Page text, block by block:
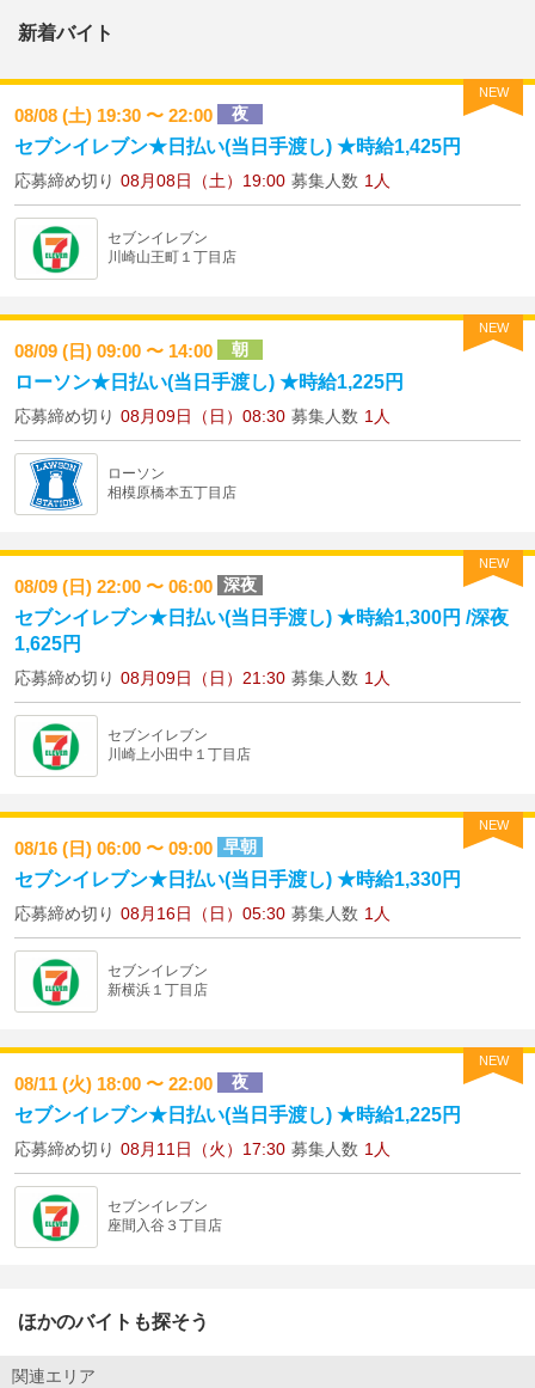
新着バイト
NEW
08/08 (土) 19:30 〜 22:00 夜
セブンイレブン★日払い(当日手渡し) ★時給1,425円
応募締め切り 08月08日（土）19:00 募集人数 1人
セブンイレブン
川崎山王町１丁目店
NEW
08/09 (日) 09:00 〜 14:00 朝
ローソン★日払い(当日手渡し) ★時給1,225円
応募締め切り 08月09日（日）08:30 募集人数 1人
ローソン
相模原橋本五丁目店
NEW
08/09 (日) 22:00 〜 06:00 深夜
セブンイレブン★日払い(当日手渡し) ★時給1,300円 /深夜
1,625円
応募締め切り 08月09日（日）21:30 募集人数 1人
セブンイレブン
川崎上小田中１丁目店
NEW
08/16 (日) 06:00 〜 09:00 早朝
セブンイレブン★日払い(当日手渡し) ★時給1,330円
応募締め切り 08月16日（日）05:30 募集人数 1人
セブンイレブン
新横浜１丁目店
NEW
08/11 (火) 18:00 〜 22:00 夜
セブンイレブン★日払い(当日手渡し) ★時給1,225円
応募締め切り 08月11日（火）17:30 募集人数 1人
セブンイレブン
座間入谷３丁目店
ほかのバイトも探そう
関連エリア